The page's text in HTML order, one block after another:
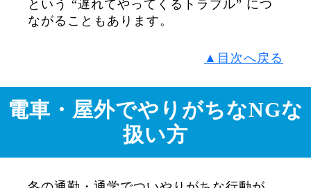
という “遅れてやってくるトラブル” につ
ながることもあります。
▲目次へ戻る
電車・屋外でやりがちなNGな
扱い方